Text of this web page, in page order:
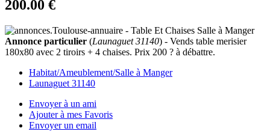
200.00 €
Annonce particulier (Launaguet 31140) - Vends table merisier
180x80 avec 2 tiroirs + 4 chaises. Prix 200 ? à débattre.
Habitat/Ameublement/Salle à Manger
Launaguet 31140
Envoyer à un ami
Ajouter à mes Favoris
Envoyer un email